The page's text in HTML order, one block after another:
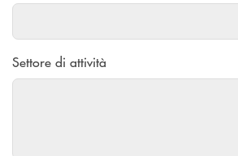
Settore di attività